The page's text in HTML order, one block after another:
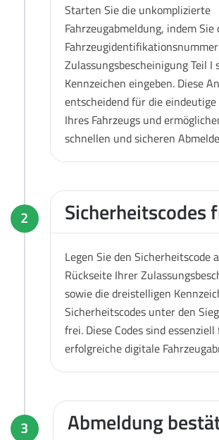
Starten Sie die unkomplizierte
Fahrzeugabmeldung, indem
Zulassungsbescheinigung Teil I
Kennzeichen eingeben. Diese
entscheidend für die
Ihres Fahrzeugs und
schnellen und sicheren
2 Sicherheitscodes
Legen Sie den Sicherheitscode
Rückseite Ihrer
sowie die dreistelligen
Sicherheitscodes unter den
frei. Diese Codes sind
erfolgreiche digitale
3 Abmeldung